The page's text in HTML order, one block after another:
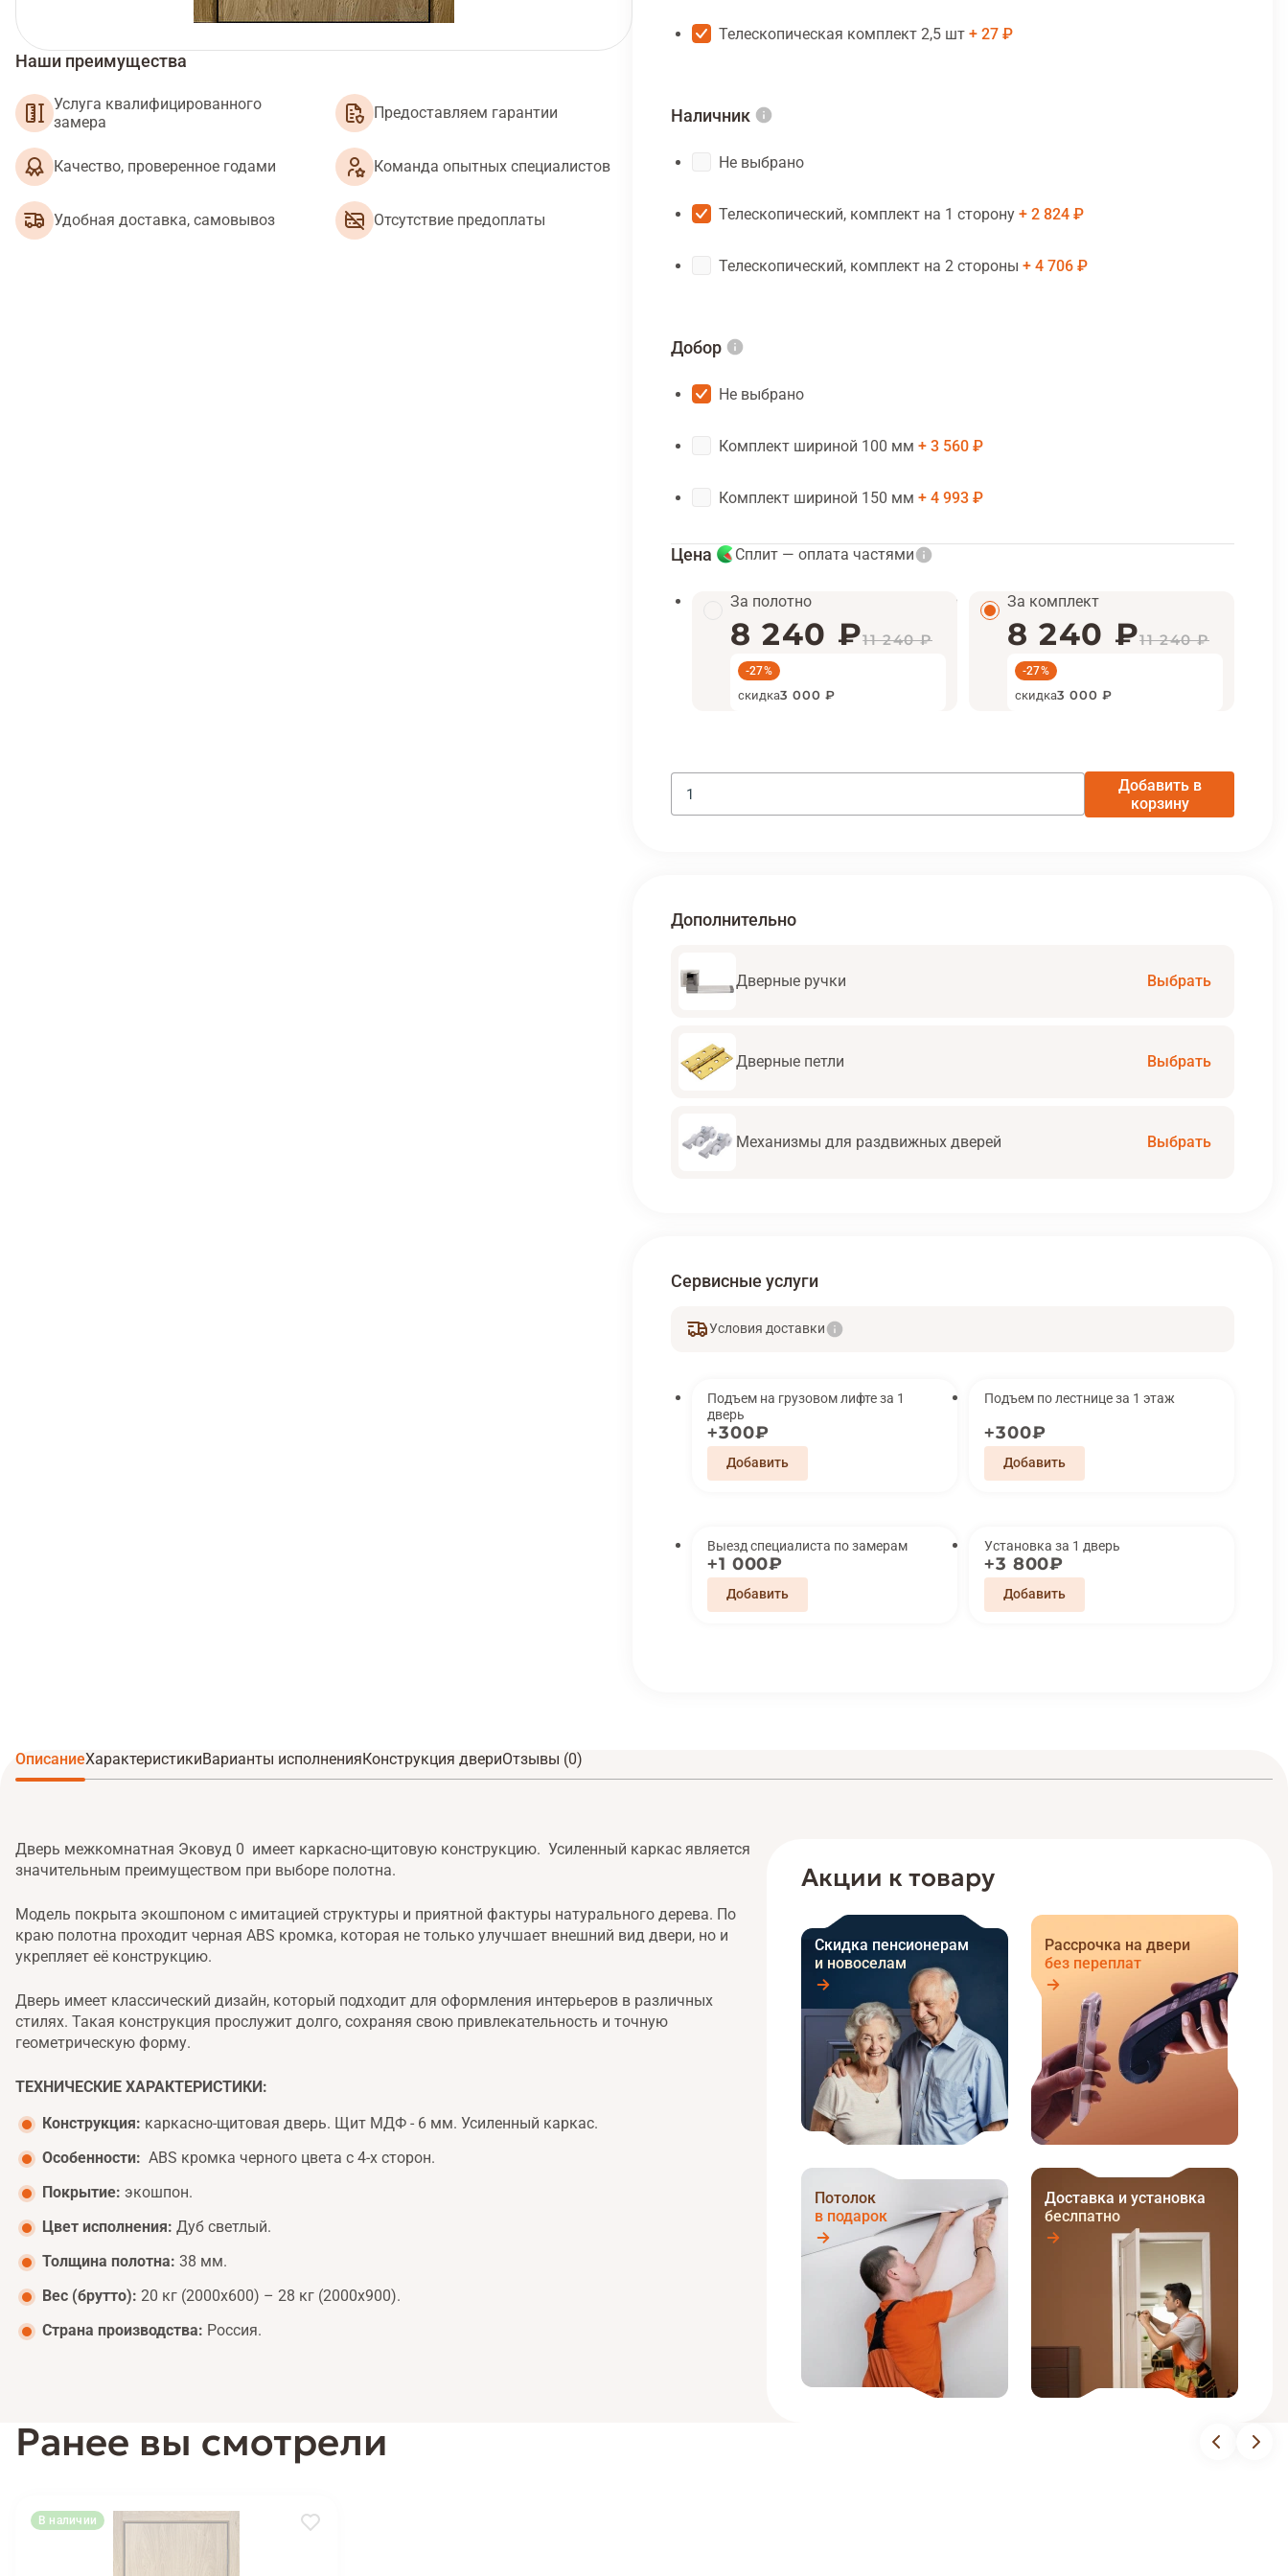
Наши преимущества
Услуга квалифицированного
замера
Предоставляем гарантии
Качество, проверенное годами Команда опытных специалистов
Удобная доставка, самовывоз Отсутствие предоплаты
Телескопическая комплект 2,5 шт 27 ₽
Наличник
Не выбрано
Телескопический, комплект на 1 сторону 2 824 ₽
Телескопический, комплект на 2 стороны 4 706 ₽
Добор
Не выбрано
Комплект шириной 100 мм 3 560 ₽
Комплект шириной 150 мм 4 993 ₽
Цена Сплит — оплата частями
За полотно
8 240 ₽11 240 ₽
-27%
скидка3 000 ₽
За комплект
8 240 ₽11 240 ₽
-27%
скидка3 000 ₽
Добавить в
корзину
Дополнительно
Дверные ручки Выбрать
Дверные петли Выбрать
Механизмы для раздвижных дверей Выбрать
Сервисные услуги
Условия доставки
Подъем на грузовом лифте за 1
дверь
300₽
Подъем по лестнице за 1 этаж
300₽
Выезд специалиста по замерам
1 000₽
Установка за 1 дверь
3 800₽
ОписаниеХарактеристикиВарианты исполненияКонструкция двериОтзывы (0)
Дверь межкомнатная Эковуд 0 имеет каркасно-щитовую конструкцию. Усиленный каркас является
значительным преимуществом при выборе полотна.
Модель покрыта экошпоном с имитацией структуры и приятной фактуры натурального дерева. По
краю полотна проходит черная ABS кромка, которая не только улучшает внешний вид двери, но и
укрепляет её конструкцию.
Дверь имеет классический дизайн, который подходит для оформления интерьеров в различных
стилях. Такая конструкция прослужит долго, сохраняя свою привлекательность и точную
геометрическую форму.
ТЕХНИЧЕСКИЕ ХАРАКТЕРИСТИКИ:
Конструкция: каркасно-щитовая дверь. Щит МДФ - 6 мм. Усиленный каркас.
Особенности: ABS кромка черного цвета с 4-х сторон.
Покрытие: экошпон.
Цвет исполнения: Дуб светлый.
Толщина полотна: 38 мм.
Вес (брутто): 20 кг (2000х600) – 28 кг (2000х900).
Страна производства: Россия.
Акции к товару
Скидка пенсионерам
и новоселам
Рассрочка на двери
без переплат
Потолок
в подарок
Доставка и установка
беслпатно
Ранее вы смотрели
В наличии